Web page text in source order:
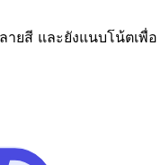
ายสี และยังแนบโน้ตเพื่อ